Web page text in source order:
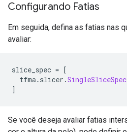
Configurando Fatias
Em seguida, defina as fatias nas
avaliar:
slice_spec =
[
tfma. slicer .SingleSliceSpec
]
Se você deseja avaliar fatias